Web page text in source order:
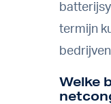
termijn
Welke